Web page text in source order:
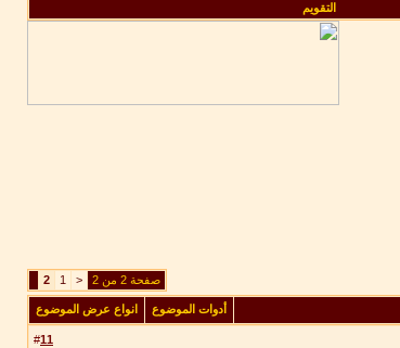
التقويم
صفحة 2 من 2 <
1
2
أدوات الموضوع انواع عرض الموضوع
11